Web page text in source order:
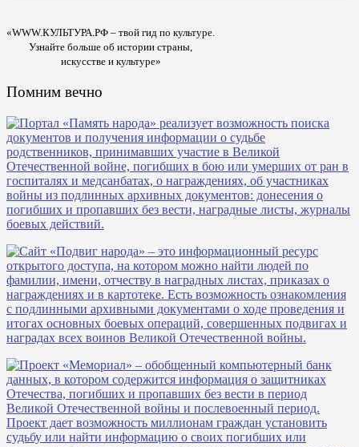
«WWW.КУЛЬТУРА.РФ – твой гид по культуре.
Узнайте больше об истории страны,
искусстве и культуре»
Помним вечно